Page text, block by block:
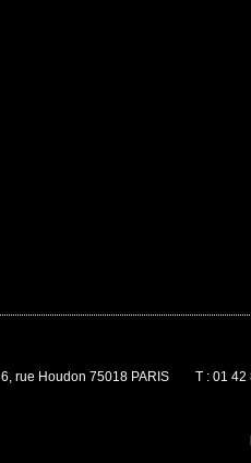
6, rue Houdon 75018 PARIS T : 01 42